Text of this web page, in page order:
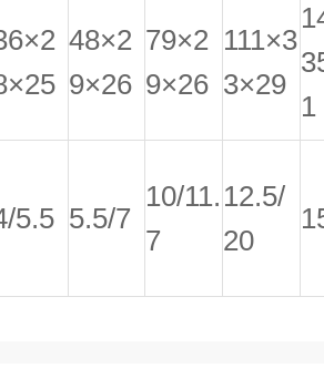
48×2
9×26
79×2
9×26
111×3
3×29
1
5.5 5.5/7
10/11.
7
12.5/
20